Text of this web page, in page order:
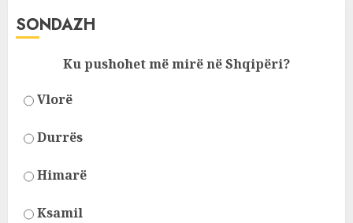
SONDAZH
Ku pushohet më mirë në Shqipëri?
Vlorë
Durrës
Himarë
Ksamil